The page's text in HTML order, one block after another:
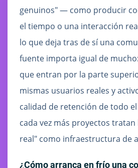
genuinos" — como producir
el tiempo o una interacción
lo que deja tras de sí una
fuente importa igual de
que entran por la parte
mismas usuarios reales y
calidad de retención de todo
cada vez más proyectos
real" como infraestructura de
¿Cómo arranca en frío una